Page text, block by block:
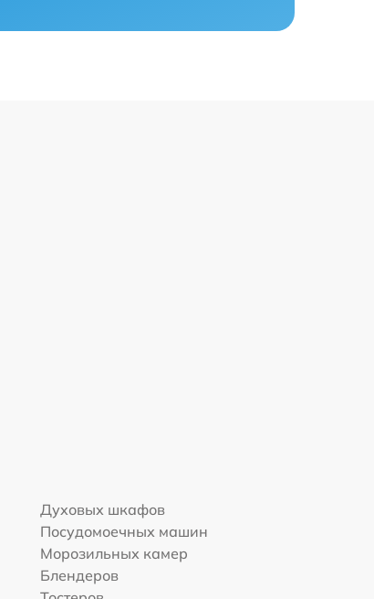
Духовых шкафов
Посудомоечных машин
Морозильных камер
Блендеров